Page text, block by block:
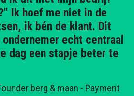
Ik hoef me niet in de
ik bén de klant. Dit
echt centraal
dag een stapje beter te
berg & maan - Payment